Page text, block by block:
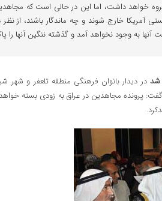
خواهد داشت، اما این در حالی است که
آمریکا خارج شوند و چه ماندگار باشند، از نظر
آنها به وجود نخواهد آمد و گذشته ننگین آنها را
شددر دیدار بانوان فرهنگی منطقه تلعفر و شهر
گفت: پرونده مجاهدین در عراق به زودی بسته